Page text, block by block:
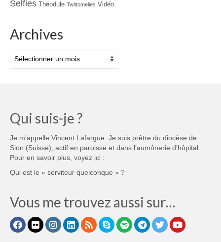
Selfies Théodule Twittomelies Vidéo
Archives
Qui suis-je ?
Je m’appelle Vincent Lafargue. Je suis prêtre du diocèse de
Sion (Suisse), actif en paroisse et dans l’aumônerie d’hôpital.
Pour en savoir plus, voyez ici :
Qui est le « serviteur quelconque » ?
Vous me trouvez aussi sur…